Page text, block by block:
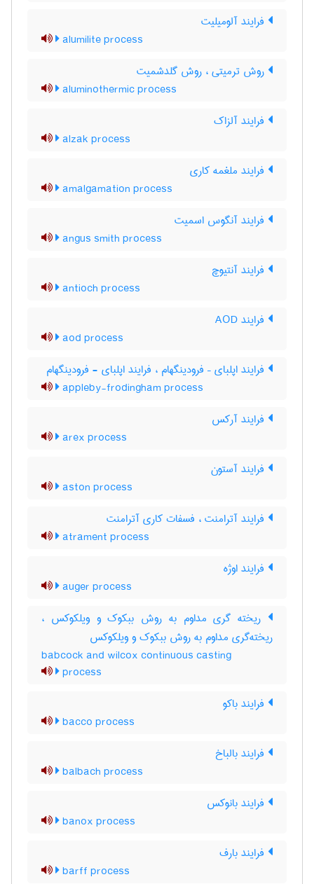
فرایند آلومیلیت
alumilite process
روش ترمیتی ، روش گلدشمیت
aluminothermic process
فرایند آلزاک
alzak process
فرایند ملغمه کاری
amalgamation process
فرایند آنگوس اسمیت
angus smith process
فرایند آنتیوچ
antioch process
فرایند AOD
aod process
فرایند اپلبای – فرودینگهام ، فرایند اپلبای - فرودینگهام
appleby-frodingham process
فرایند آرکس
arex process
فرایند آستون
aston process
فرایند آترامنت ، فسفات کاری آترامنت
atrament process
فرایند اوژه
auger process
ریخته گری مداوم به روش ببکوک و ویلکوکس ،
ریخته‌گری مداوم به روش ببکوک و ویلکوکس
babcock and wilcox continuous casting
process
فرایند باکو
bacco process
فرایند بالباخ
balbach process
فرایند بانوکس
banox process
فرایند بارف
barff process